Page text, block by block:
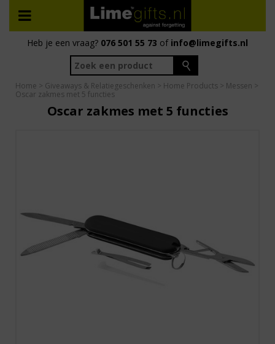
Heb je een vraag? 076 501 55 73 of info@limegifts.nl
Home > Giveaways & Relatiegeschenken > Home Products > Messen >
Oscar zakmes met 5 functies
Oscar zakmes met 5 functies